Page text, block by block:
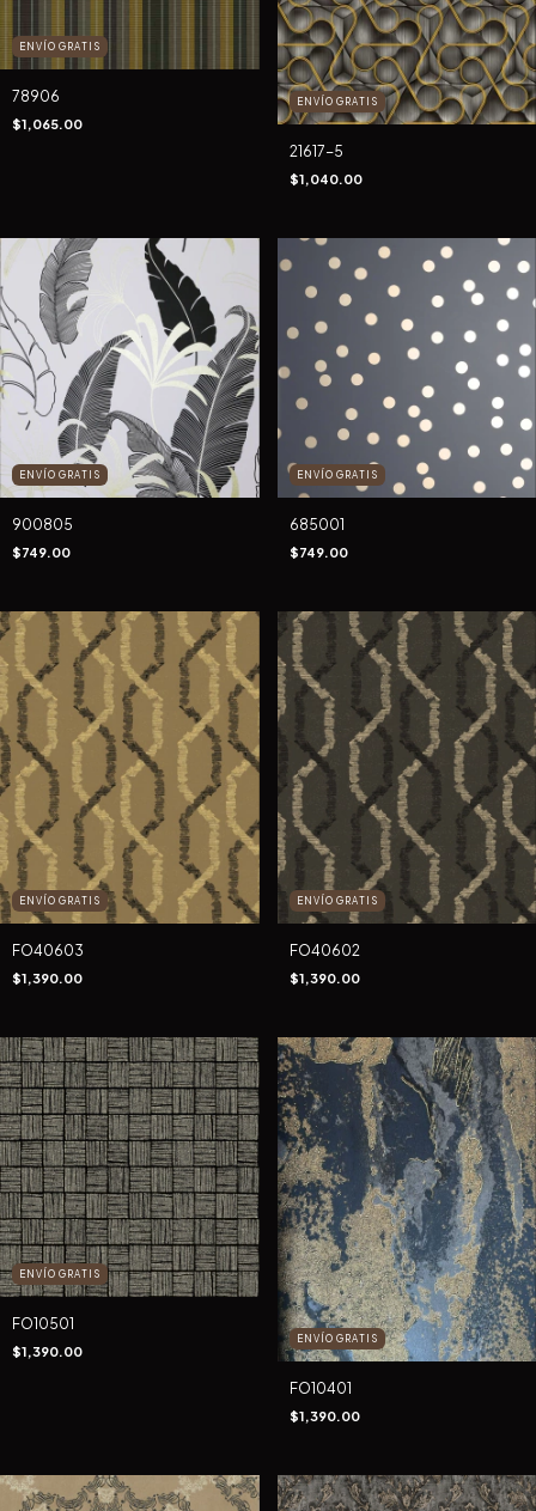
ENVÍO GRATIS
78906
$1,065.00
ENVÍO GRATIS
21617-5
$1,040.00
ENVÍO GRATIS
900805
$749.00
ENVÍO GRATIS
685001
$749.00
ENVÍO GRATIS
FO40603
$1,390.00
ENVÍO GRATIS
FO40602
$1,390.00
ENVÍO GRATIS
FO10501
$1,390.00
ENVÍO GRATIS
FO10401
$1,390.00